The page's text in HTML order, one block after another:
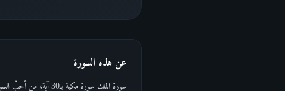
عن هذه السورة
سورة الملك سورة مكية بـ30 آية، من أحبّ السور وأكثرها تلاوةً في القرآن كله. وصفها الحديث بـ"المانعة" و"الشافعة" التي ستُجادل عن قارئها يوم القيامة وتقيه في القبر.